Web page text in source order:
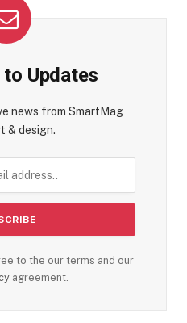
Updates
news from SmartMag
& design.
to the our terms and our
agreement.